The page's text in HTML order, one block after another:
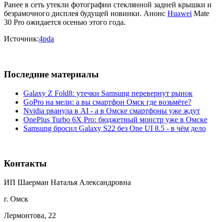
Ранее в сеть утекли фотографии стеклянной задней крышки и
безрамочного дисплея будущей новинки. Анонс Huawei Mate
30 Pro ожидается осенью этого года.
Источник:4pda
Последние материалы
Galaxy Z Fold8: утечки Samsung перевернут рынок
GoPro на мели: а вы смартфон Омск где возьмёте?
Nvidia рванула в AI - а в Омске смартфоны уже ждут
OnePlus Turbo 6X Pro: бюджетный монстр уже в Омске
Samsung бросил Galaxy S22 без One UI 8.5 - в чём дело
Контакты
ИП Шаерман Наталья Александровна
г. Омск
Лермонтова, 22